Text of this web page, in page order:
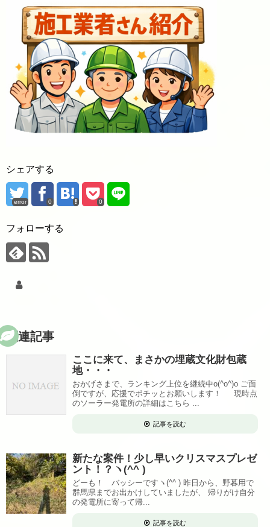
シェアする
error 0 0
フォローする
関連記事
ここに来て、まさかの埋蔵文化財包蔵
地・・・
おかげさまで、ランキング上位を継続中o(^o^)o ご面
倒ですが、応援でポチッとお願いします！ 現時点
のソーラー発電所の詳細はこちら ...
記事を読む
新たな案件！少し早いクリスマスプレゼ
ント！？ヽ(^^ )
どーも！ バッシーですヽ(^^ ) 昨日から、野暮用で
群馬県までお出かけしていましたが、 帰りがけ自分
の発電所に寄って帰...
記事を読む